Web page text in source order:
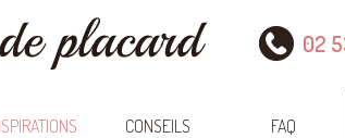
02
CONSEILS FAQ